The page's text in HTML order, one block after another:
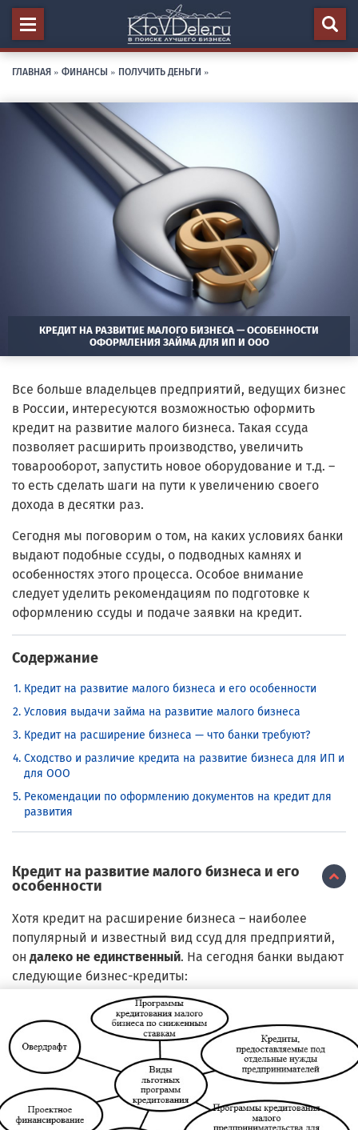
ГЛАВНАЯ » ФИНАНСЫ » ПОЛУЧИТЬ ДЕНЬГИ »
КРЕДИТ НА РАЗВИТИЕ МАЛОГО БИЗНЕСА — ОСОБЕННОСТИ
ОФОРМЛЕНИЯ ЗАЙМА ДЛЯ ИП И ООО
Все больше владельцев предприятий, ведущих бизнес
в России, интересуются возможностью оформить
кредит на развитие малого бизнеса. Такая ссуда
позволяет расширить производство, увеличить
товарооборот, запустить новое оборудование и т.д. –
то есть сделать шаги на пути к увеличению своего
дохода в десятки раз.
Сегодня мы поговорим о том, на каких условиях банки
выдают подобные ссуды, о подводных камнях и
особенностях этого процесса. Особое внимание
следует уделить рекомендациям по подготовке к
оформлению ссуды и подаче заявки на кредит.
Содержание
Кредит на развитие малого бизнеса и его особенности
Условия выдачи займа на развитие малого бизнеса
Кредит на расширение бизнеса — что банки требуют?
Сходство и различие кредита на развитие бизнеса для ИП и
для ООО
Рекомендации по оформлению документов на кредит для
развития
Кредит на развитие малого бизнеса и его
особенности
Хотя кредит на расширение бизнеса – наиболее
популярный и известный вид ссуд для предприятий,
он далеко не единственный. На сегодня банки выдают
следующие бизнес-кредиты: